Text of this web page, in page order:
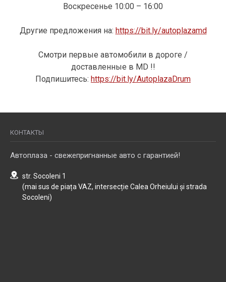
Воскресенье 10:00 – 16:00
Другие предложения на: https://bit.ly/autoplazamd
Смотри первые автомобили в дороге /
доставленные в MD !!
Подпишитесь: https://bit.ly/AutoplazaDrum
КОНТАКТЫ
Автоплаза - свежепригнанные авто с гарантией!
str. Socoleni 1
(mai sus de piața VAZ, intersecție Calea Orheiului și strada
Socoleni)